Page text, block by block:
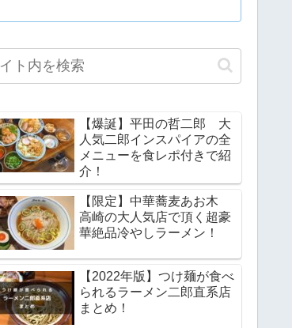
【爆誕】平田の哲二郎 大
人気二郎インスパイアの全
メニューを食レポ付きで紹
介！
【限定】中華蕎麦あお木
高崎の大人気店で頂く超豪
華絶品冷やしラーメン！
【2022年版】つけ麺が食べ
られるラーメン二郎直系店
まとめ！